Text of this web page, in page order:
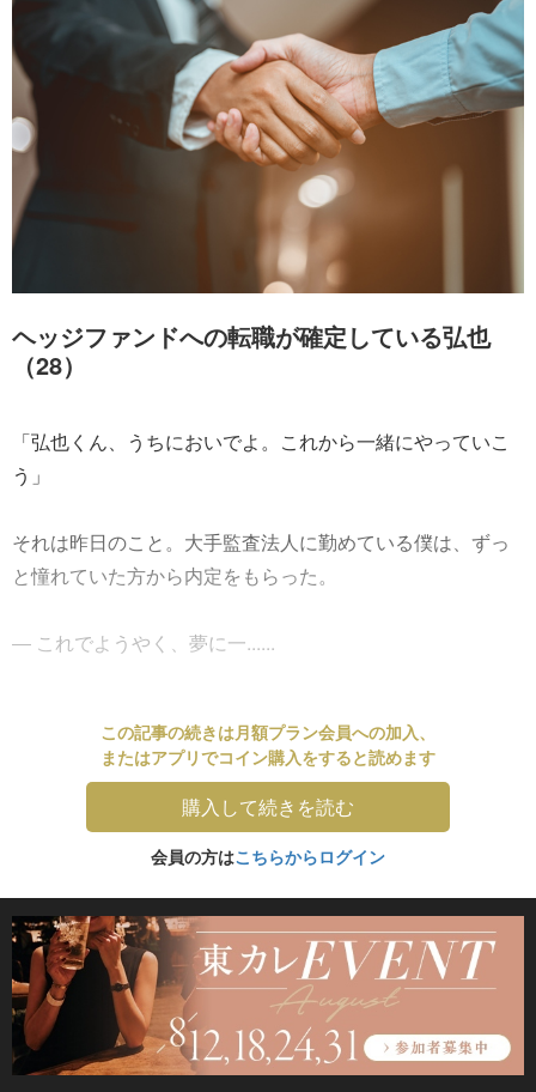
ヘッジファンドへの転職が確定している弘也
（28）
「弘也くん、うちにおいでよ。これから一緒にやっていこ
う」
それは昨日のこと。大手監査法人に勤めている僕は、ずっ
と憧れていた方から内定をもらった。
― これでようやく、夢に一......
この記事の続きは月額プラン会員への加入、
またはアプリでコイン購入をすると読めます
購入して続きを読む
会員の方はこちらからログイン